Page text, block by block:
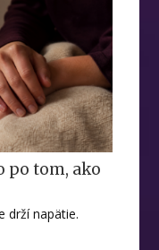
po tom, ako
drží napätie.